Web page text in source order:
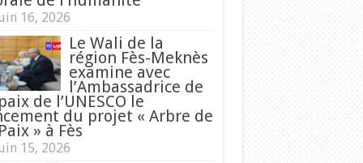
16, 2026
Le Wali de la
région Fès-Meknès
examine avec
l’Ambassadrice de
de l’UNESCO le
du projet « Arbre de
» à Fès
15, 2026